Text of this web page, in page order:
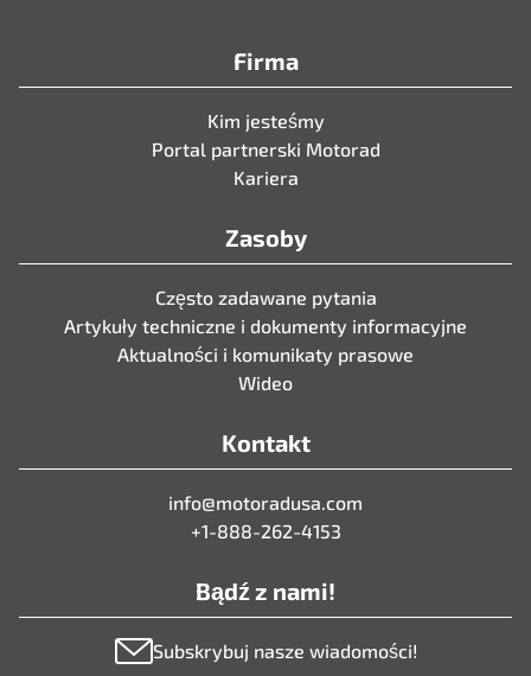
Firma
Kim jesteśmy
Portal partnerski Motorad
Kariera
Zasoby
Często zadawane pytania
Artykuły techniczne i dokumenty informacyjne
Aktualności i komunikaty prasowe
Wideo
Kontakt
info@motoradusa.com
+1-888-262-4153
Bądź z nami!
Subskrybuj nasze wiadomości!